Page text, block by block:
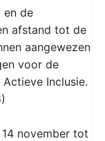
en de
afstand tot de
aangewezen
voor de
Inclusie.
)
november tot